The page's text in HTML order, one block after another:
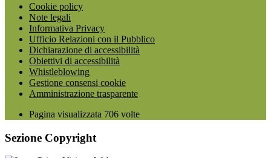
Cookie policy
Note legali
Informativa Privacy
Ufficio Relazioni con il Pubblico
Dichiarazione di accessibilità
Obiettivi di accessibilità
Whistleblowing
Gestione consensi cookie
Amministrazione trasparente
Pagina visualizzata 706 volte
Sezione Copyright